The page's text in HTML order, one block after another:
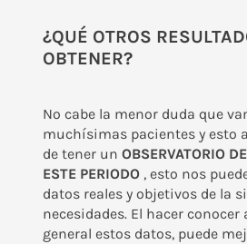
¿QUÉ OTROS
OBTENER?
No cabe la menor duda que
muchísimas pacientes y esto
de tener un OBSERVATORIO
ESTE PERIODO, esto nos
datos reales y objetivos de la
necesidades. El hacer conocer
general estos datos, puede